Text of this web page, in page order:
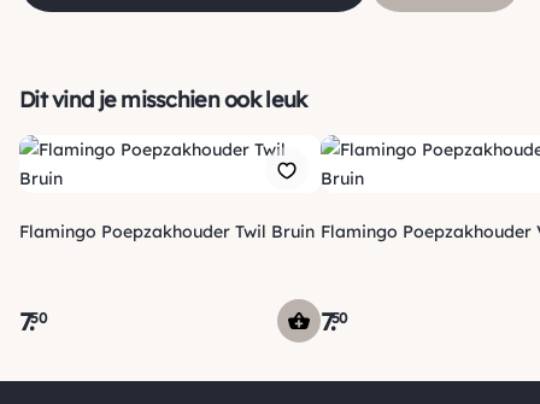
Verzending
Dit vind je misschien ook leuk
Flamingo Poepzakhouder Twil Bruin
7.50
Flamingo Poepzakhouder
7.50